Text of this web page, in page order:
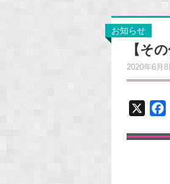
お知らせ
【そ
2020年6月
c